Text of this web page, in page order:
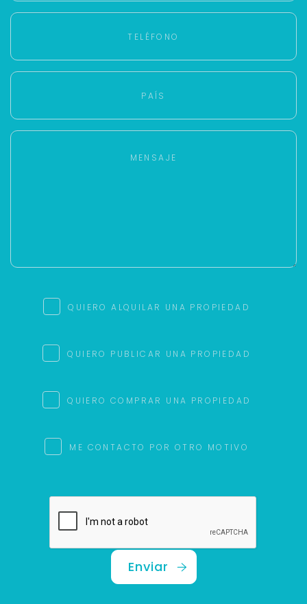
QUIERO ALQUILAR UNA PROPIEDAD
QUIERO PUBLICAR UNA PROPIEDAD
QUIERO COMPRAR UNA PROPIEDAD
ME CONTACTO POR OTRO MOTIVO
Enviar